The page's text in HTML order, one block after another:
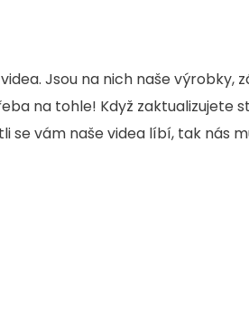
Jsou na nich naše výrobky,
na tohle! Když zaktualizujete
se vám naše videa líbí, tak nás